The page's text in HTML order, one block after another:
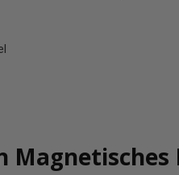
Magnetisches